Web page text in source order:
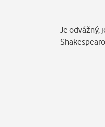
Je odvážný,